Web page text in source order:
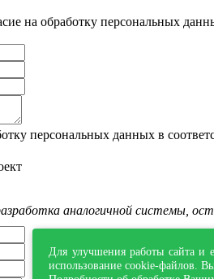
Для улучшения работы сайта и
использование cookie-файлов.
на обработку персональных
персональных данных в
аналогичной системы,